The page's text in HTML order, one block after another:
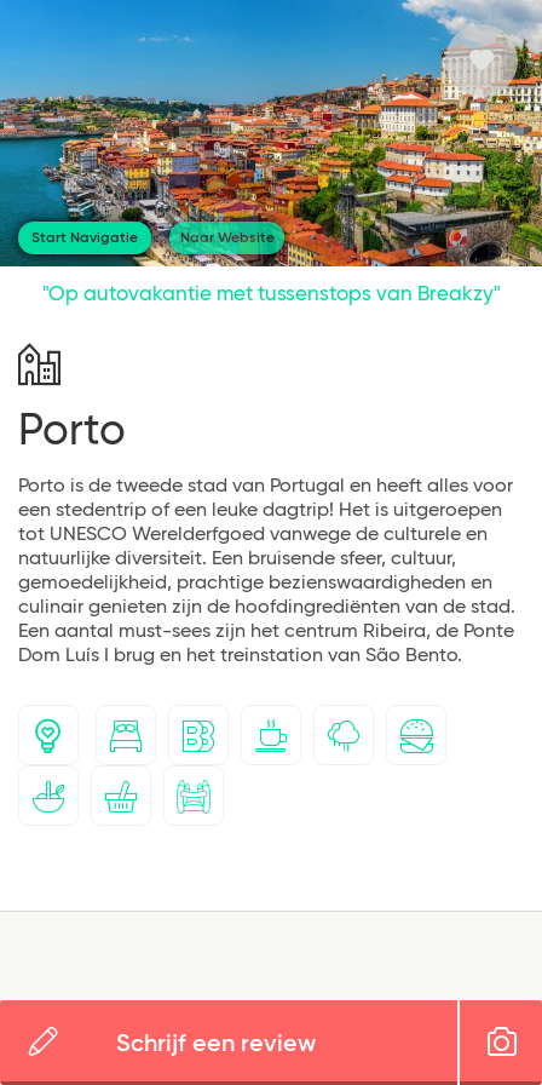
Naar Website
Start Navigatie
"Op autovakantie met tussenstops van Breakzy"
Porto
Porto is de tweede stad van Portugal en heeft alles voor
een stedentrip of een leuke dagtrip! Het is uitgeroepen
tot UNESCO Werelderfgoed vanwege de culturele en
natuurlijke diversiteit. Een bruisende sfeer, cultuur,
gemoedelijkheid, prachtige bezienswaardigheden en
culinair genieten zijn de hoofdingrediënten van de stad.
Een aantal must-sees zijn het centrum Ribeira, de Ponte
Dom Luís I brug en het treinstation van São Bento.
Schrijf een review